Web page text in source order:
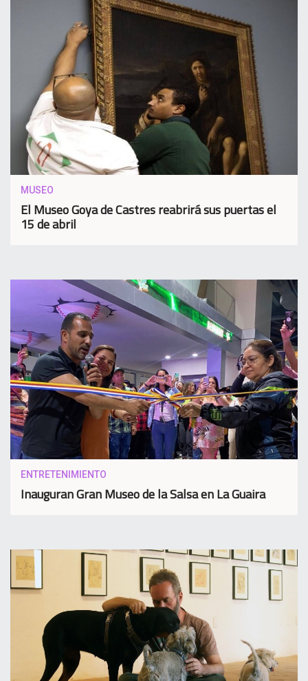
MUSEO
El Museo Goya de Castres reabrirá sus puertas el
15 de abril
ENTRETENIMIENTO
Inauguran Gran Museo de la Salsa en La Guaira